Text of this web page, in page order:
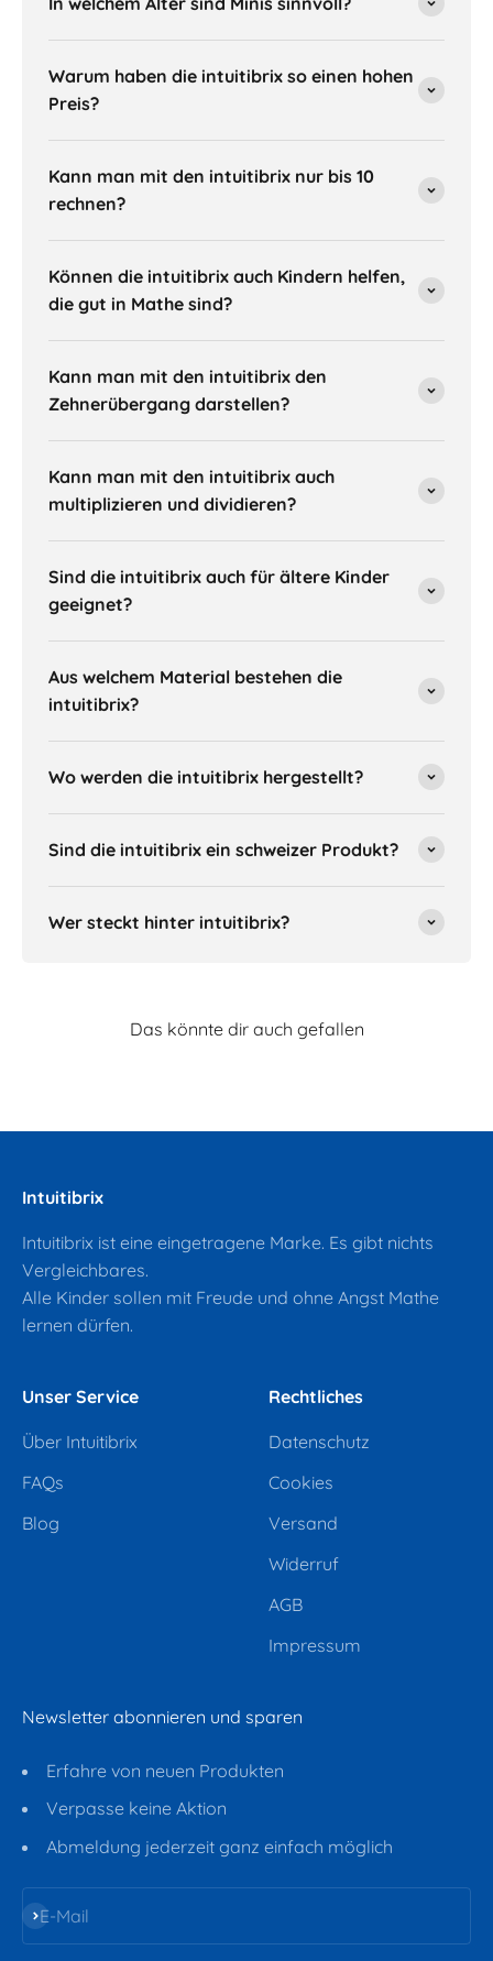
Warum haben die intuitibrix so einen hohen
Preis?
Kann man mit den intuitibrix nur bis 10
rechnen?
Können die intuitibrix auch Kindern helfen,
die gut in Mathe sind?
Kann man mit den intuitibrix den
Zehnerübergang darstellen?
Kann man mit den intuitibrix auch
multiplizieren und dividieren?
Sind die intuitibrix auch für ältere Kinder
geeignet?
Aus welchem Material bestehen die
intuitibrix?
Wo werden die intuitibrix hergestellt?
Sind die intuitibrix ein schweizer Produkt?
Wer steckt hinter intuitibrix?
Intuitibrix
Intuitibrix ist eine eingetragene Marke. Es gibt nichts
Vergleichbares.
Alle Kinder sollen mit Freude und ohne Angst Mathe
lernen dürfen.
Unser Service
Über Intuitibrix
FAQs
Blog
Rechtliches
Datenschutz
Cookies
Versand
Widerruf
AGB
Impressum
Newsletter abonnieren und sparen
Erfahre von neuen Produkten
Verpasse keine Aktion
Abmeldung jederzeit ganz einfach möglich
E-Mail
Abonnieren